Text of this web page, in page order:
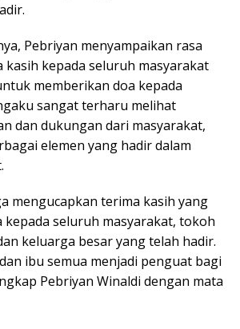
Pebriyan menyampaikan rasa
kasih kepada seluruh masyarakat
memberikan doa kepada
sangat terharu melihat
dan dukungan dari masyarakat,
elemen yang hadir dalam
mengucapkan terima kasih yang
kepada seluruh masyarakat, tokoh
keluarga besar yang telah hadir.
ibu semua menjadi penguat bagi
Pebriyan Winaldi dengan mata